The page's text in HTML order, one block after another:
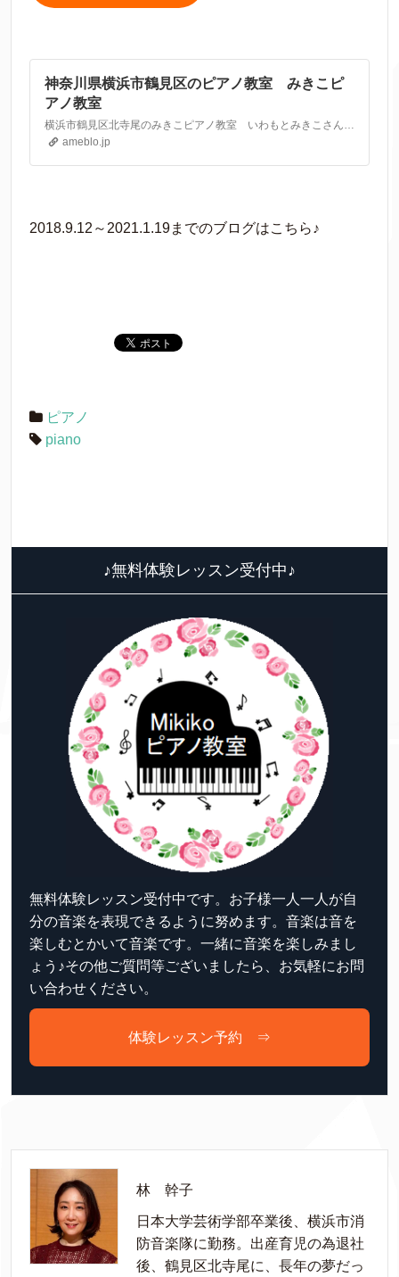
神奈川県横浜市鶴見区のピアノ教室 みきこピ
アノ教室
ameblo.jp
2018.9.12～2021.1.19までのブログはこちら♪
ピアノ
piano
♪無料体験レッスン受付中♪
無料体験レッスン受付中です。お子様一人一人が自
分の音楽を表現できるように努めます。音楽は音を
楽しむとかいて音楽です。一緒に音楽を楽しみまし
ょう♪その他ご質問等ございましたら、お気軽にお問
い合わせください。
体験レッスン予約 ⇒
林 幹子
日本大学芸術学部卒業後、横浜市消
防音楽隊に勤務。出産育児の為退社
後、鶴見区北寺尾に、長年の夢だっ